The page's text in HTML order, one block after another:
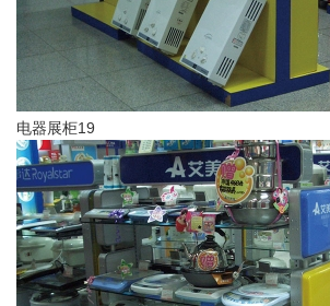
电器展柜19